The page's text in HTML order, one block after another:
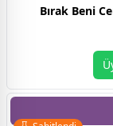
Bırak Beni